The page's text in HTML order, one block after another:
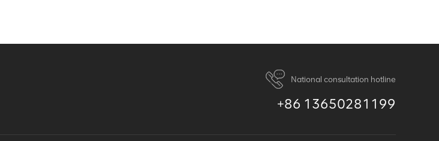
National consultation hotline
+86 13650281199